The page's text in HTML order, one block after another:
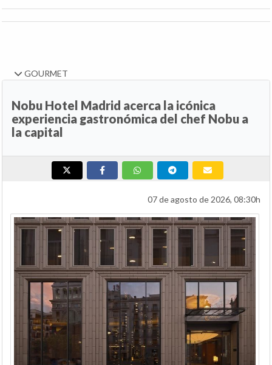
GOURMET
Nobu Hotel Madrid acerca la icónica
experiencia gastronómica del chef Nobu a
la capital
07 de agosto de 2026, 08:30h